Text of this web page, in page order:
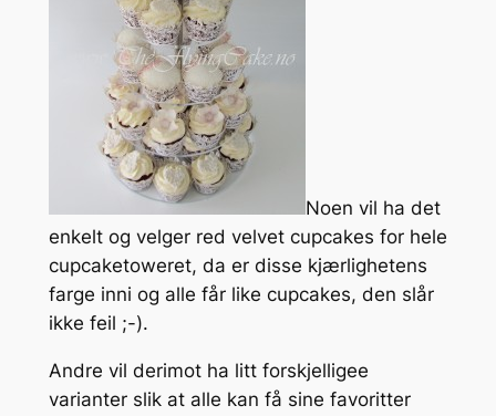
Noen vil ha det
enkelt og velger red velvet cupcakes for hele
cupcaketoweret, da er disse kjærlighetens
farge inni og alle får like cupcakes, den slår
ikke feil ;-).
Andre vil derimot ha litt forskjelligee
varianter slik at alle kan få sine favoritter